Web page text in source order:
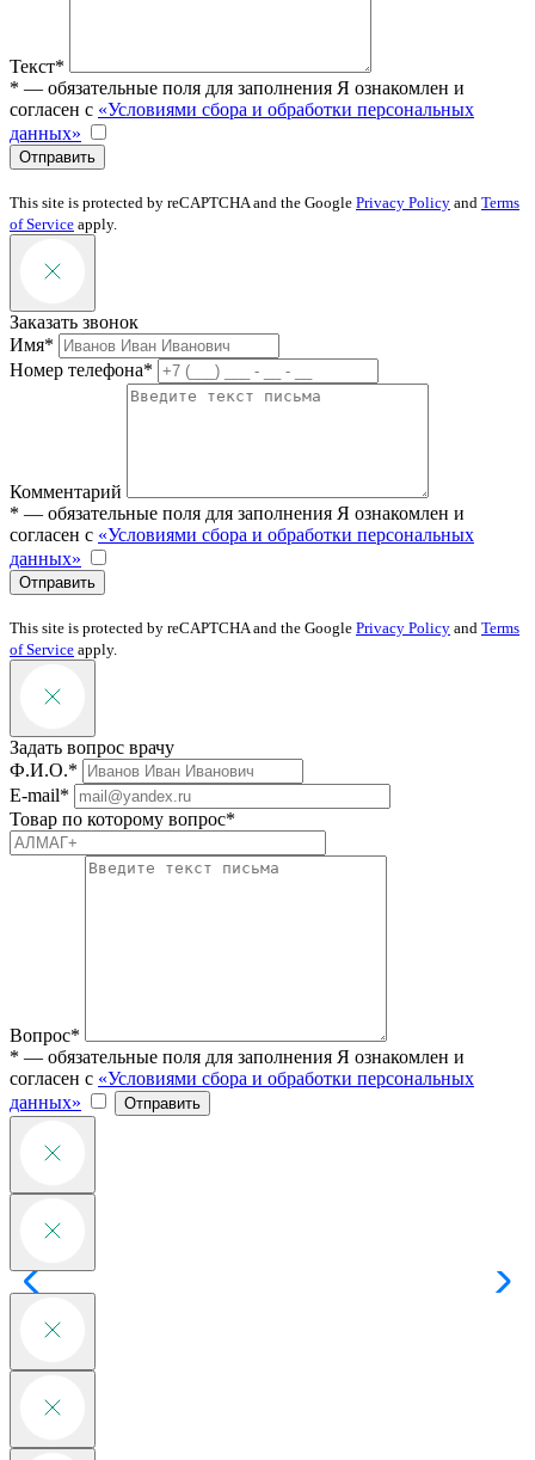
Текст*
* — обязательные поля для заполнения Я ознакомлен и
согласен с «Условиями сбора и обработки персональных
данных»
Отправить
This site is protected by reCAPTCHA and the Google Privacy Policy and Terms
of Service apply.
Заказать звонок
Имя*
Номер телефона*
Комментарий
* — обязательные поля для заполнения Я ознакомлен и
согласен с «Условиями сбора и обработки персональных
данных»
Отправить
This site is protected by reCAPTCHA and the Google Privacy Policy and Terms
of Service apply.
Задать вопрос врачу
Ф.И.О.*
E-mail*
Товар по которому вопрос*
Вопрос*
* — обязательные поля для заполнения Я ознакомлен и
согласен с «Условиями сбора и обработки персональных
данных»
Отправить